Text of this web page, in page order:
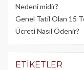
Nedeni midir?
Genel Tatil Olan 15
Ücreti Nasıl Ödenir?
ETIKETLER